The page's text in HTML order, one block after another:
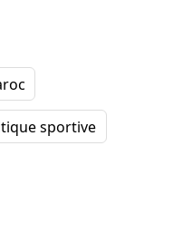
sportive